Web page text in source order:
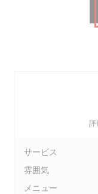
サービス
雰囲気
メニュー